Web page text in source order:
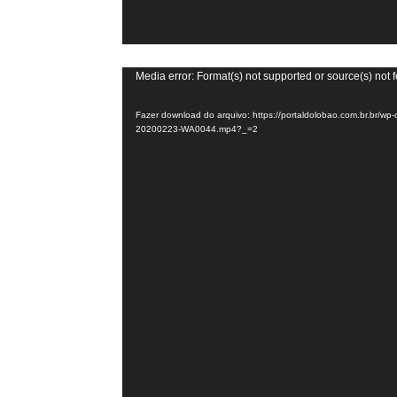
Tocador
vídeo
Media error: Format(s) not supported or source(s) not
Fazer download do arquivo: https://portaldolobao.com.br.br/
20200223-WA0044.mp4?_=2